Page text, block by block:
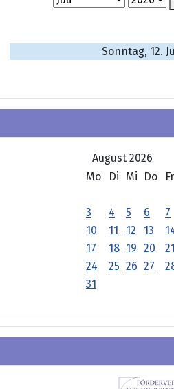
Sonntag, 12.
August 2026
Mo
Di Mi Do Fr
3
4 5 6 7
10
11 12 13
17
18 19 20 21
24
25 26 27
31